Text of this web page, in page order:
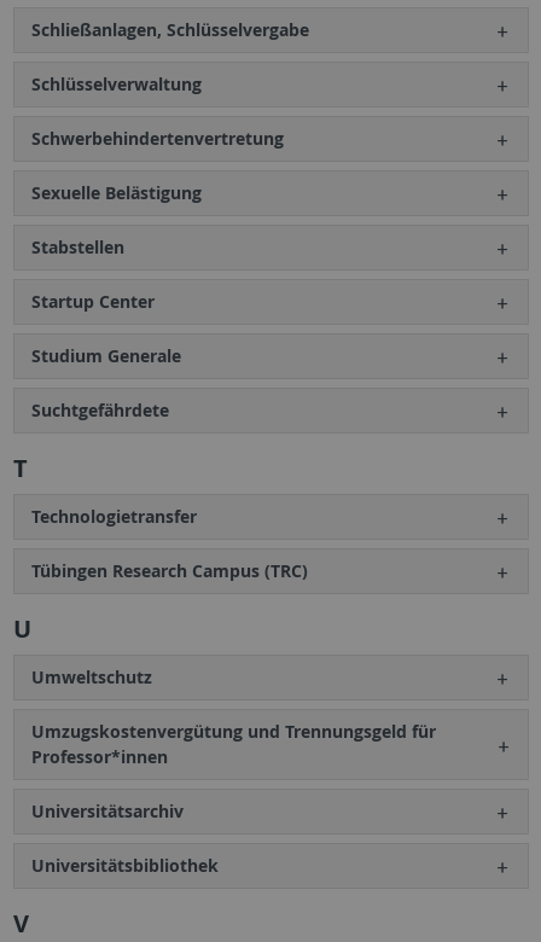
Schließanlagen, Schlüsselvergabe
Schlüsselverwaltung
Schwerbehindertenvertretung
Sexuelle Belästigung
Stabstellen
Startup Center
Studium Generale
Suchtgefährdete
T
Technologietransfer
Tübingen Research Campus (TRC)
U
Umweltschutz
Umzugskostenvergütung und Trennungsgeld für
Professor*innen
Universitätsarchiv
Universitätsbibliothek
V